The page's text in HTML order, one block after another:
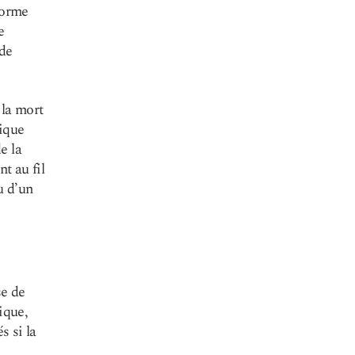
mort
la
au fil
de
si la